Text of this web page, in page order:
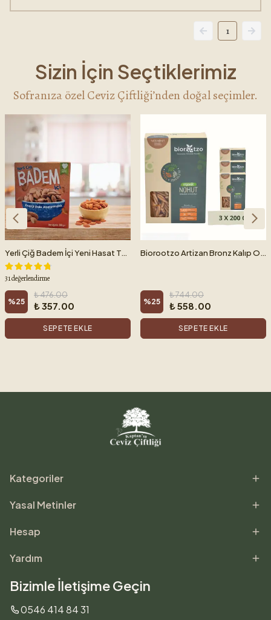
1
Sizin İçin Seçtiklerimiz
Sofranıza özel Ceviz Çiftliği’nden doğal seçimler.
Yerli Çiğ Badem İçi Yeni Hasat Taptaze Ak Badem 200 g
31 değerlendirme
%25
₺ 476.00
₺ 357.00
SEPETE EKLE
Biorootzo Artizan Bronz Kalıp Organik Glütensiz Vegan Nohut Casarecce 3 Paket x 200 g Avantajlı Paket
%25
₺ 744.00
₺ 558.00
SEPETE EKLE
Kategoriler
Yasal Metinler
Hesap
Yardım
Bizimle İletişime Geçin
0546 414 84 31